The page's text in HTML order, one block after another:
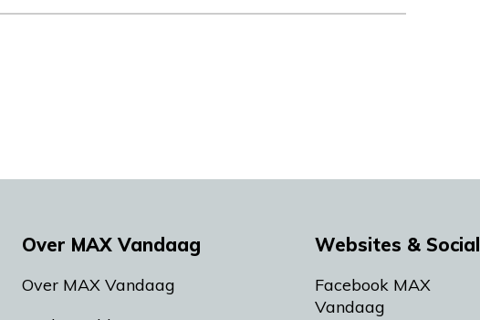
Over MAX Vandaag
Over MAX Vandaag
Websites & Social
Facebook MAX
Vandaag